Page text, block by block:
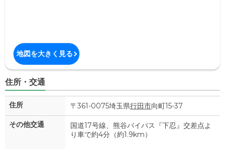
地図を大きく見る
住所・交通
住所 〒361-0075埼玉県行田市向町15-37
その他交通
国道17号線、熊谷バイパス『下忍』交差点よ
り車で約4分（約1.9km）